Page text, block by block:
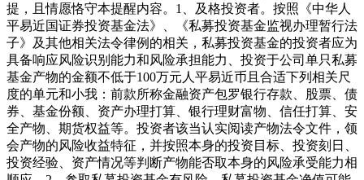
提，且情愿恪守本提醒内容。1、及格投资者。按照《中华人
平易近国证券投资基金法》、《私募投资基金监视办理暂行法
子》及其他相关法令律例的相关，私募投资基金的投资者应为
具备响应风险识别能力和风险承担能力、投资于公司单只私募
基金产物的金额不低于100万元人平易近币且合适下列相关尺
度的单元和小我：前款所称金融资产包罗银行存款、股票、债
券、基金份额、资产办理打算、银行理财富物、信任打算、安
全产物、期货权益等。投资者该当认实阅读产物法令文件，领
会产物的风险收益特征，并按照本身的投资目标、投资刻日、
投资经验、资产情况等判断产物能否取本身的风险承受能力相